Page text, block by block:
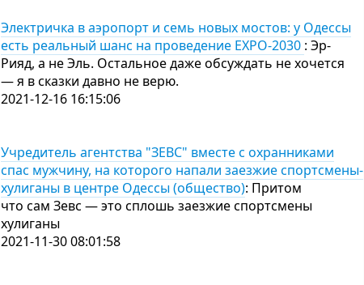
Электричка в аэропорт и семь новых мостов: у Одессы
есть реальный шанс на проведение EXPO-2030 : Эр-
Рияд, а не Эль. Остальное даже обсуждать не хочется
— я в сказки давно не верю.
2021-12-16 16:15:06
Учредитель агентства "ЗЕВС" вместе с охранниками
спас мужчину, на которого напали заезжие спортсмены-
хулиганы в центре Одессы (общество): Притом
что сам Зевс — это сплошь заезжие спортсмены
хулиганы
2021-11-30 08:01:58